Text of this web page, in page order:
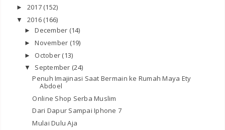
► 2017 (152)
▼ 2016 (166)
►December (14)
►November (19)
► October (13)
▼ September (24)
Penuh Imajinasi Saat Bermain ke Rumah Maya Ety
Abdoel
Online Shop Serba Muslim
Dari Dapur Sampai Iphone 7
Mulai Dulu Aja